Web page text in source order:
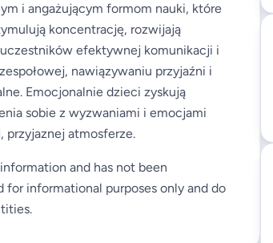
i angażującym formom nauki, które
koncentrację, rozwijają
efektywnej komunikacji i
nawiązywaniu przyjaźni i
Emocjonalnie dzieci zyskują
sobie z wyzwaniami i emocjami
przyjaznej atmosferze.
and has not been
for informational purposes only and do